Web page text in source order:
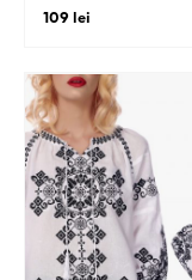
109 lei